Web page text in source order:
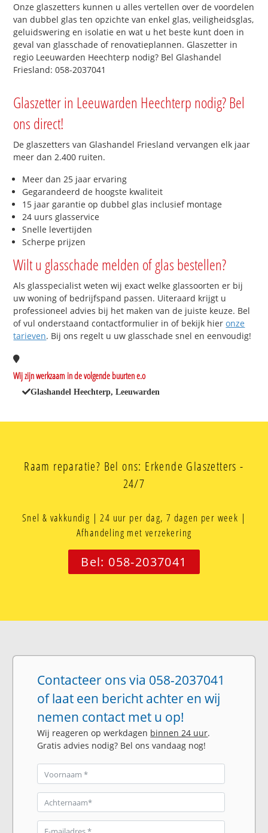
Onze glaszetters kunnen u alles vertellen over de voordelen
van dubbel glas ten opzichte van enkel glas, veiligheidsglas,
geluidswering en isolatie en wat u het beste kunt doen in
geval van glasschade of renovatieplannen. Glaszetter in
regio Leeuwarden Heechterp nodig? Bel Glashandel
Friesland: 058-2037041
Glaszetter in Leeuwarden Heechterp nodig? Bel
ons direct!
De glaszetters van Glashandel Friesland vervangen elk jaar
meer dan 2.400 ruiten.
Meer dan 25 jaar ervaring
Gegarandeerd de hoogste kwaliteit
15 jaar garantie op dubbel glas inclusief montage
24 uurs glasservice
Snelle levertijden
Scherpe prijzen
Wilt u glasschade melden of glas bestellen?
Als glasspecialist weten wij exact welke glassoorten er bij
uw woning of bedrijfspand passen. Uiteraard krijgt u
professioneel advies bij het maken van de juiste keuze. Bel
of vul onderstaand contactformulier in of bekijk hieronze
tarieven. Bij ons regelt u uw glasschade snel en eenvoudig!
Wij zijn werkzaam in de volgende buurten e.o
Glashandel Heechterp, Leeuwarden
Raam reparatie? Bel ons: Erkende Glaszetters -
24/7
Snel & vakkundig | 24 uur per dag, 7 dagen per week |
Afhandeling met verzekering
Bel: 058-2037041
Contacteer ons via 058-2037041
of laat een bericht achter en wij
nemen contact met u op!
Wij reageren op werkdagen binnen 24 uur.
Gratis advies nodig? Bel ons vandaag nog!